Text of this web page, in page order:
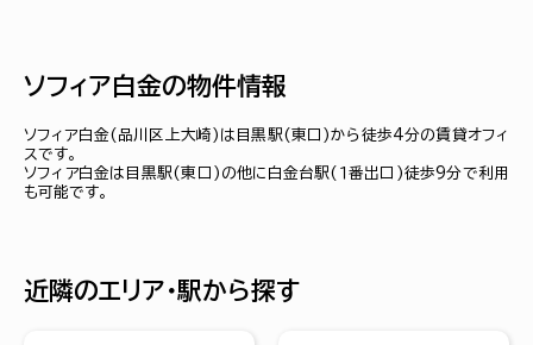
ソフィア白金の物件情報
ソフィア白金(品川区上大崎)は目黒駅(東口)から徒歩4分の賃貸オフィ
スです。
ソフィア白金は目黒駅(東口)の他に白金台駅(１番出口)徒歩9分で利用
も可能です。
近隣のエリア・駅から探す